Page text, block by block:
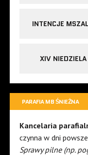
INTENCJE
XIV
PARAFIA MB ŚNIEŻNA
Kancelaria
czynna w dni
Sprawy pilne (np.